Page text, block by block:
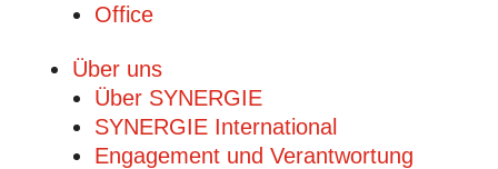
Office
Über uns
Über SYNERGIE
SYNERGIE International
Engage­ment und Verantwor­tung